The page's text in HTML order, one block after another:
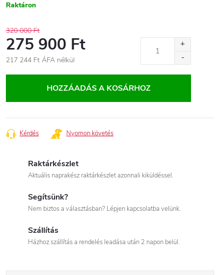
Raktáron
320 000 Ft
275 900 Ft
217 244 Ft ÁFA nélkül
HOZZÁADÁS A KOSÁRHOZ
Kérdés Nyomon követés
Raktárkészlet
Aktuális naprakész raktárkészlet azonnali kiküldéssel.
Segítsünk?
Nem biztos a választásban? Lépjen kapcsolatba velünk.
Szállítás
Házhoz szállítás a rendelés leadása után 2 napon belül.